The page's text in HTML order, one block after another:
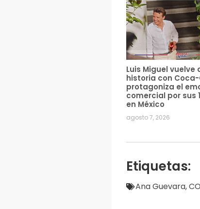
Luis Miguel vuelve
historia con
protagoniza el
comercial por sus
en México
agosto 7, 2026
Etiquetas:
Ana Guevara,